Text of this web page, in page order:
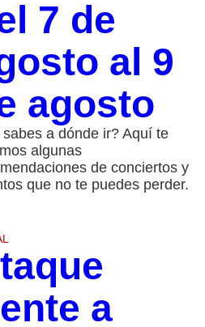
7 de
al 9
agosto
sabes a dónde ir? Aquí te
algunas
de conciertos y
que no te puedes perder.
a